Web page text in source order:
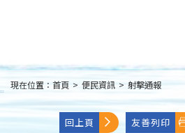
:::
現在位置： 首頁 > 便民資訊 > 射擊通報
回上頁 友善列印